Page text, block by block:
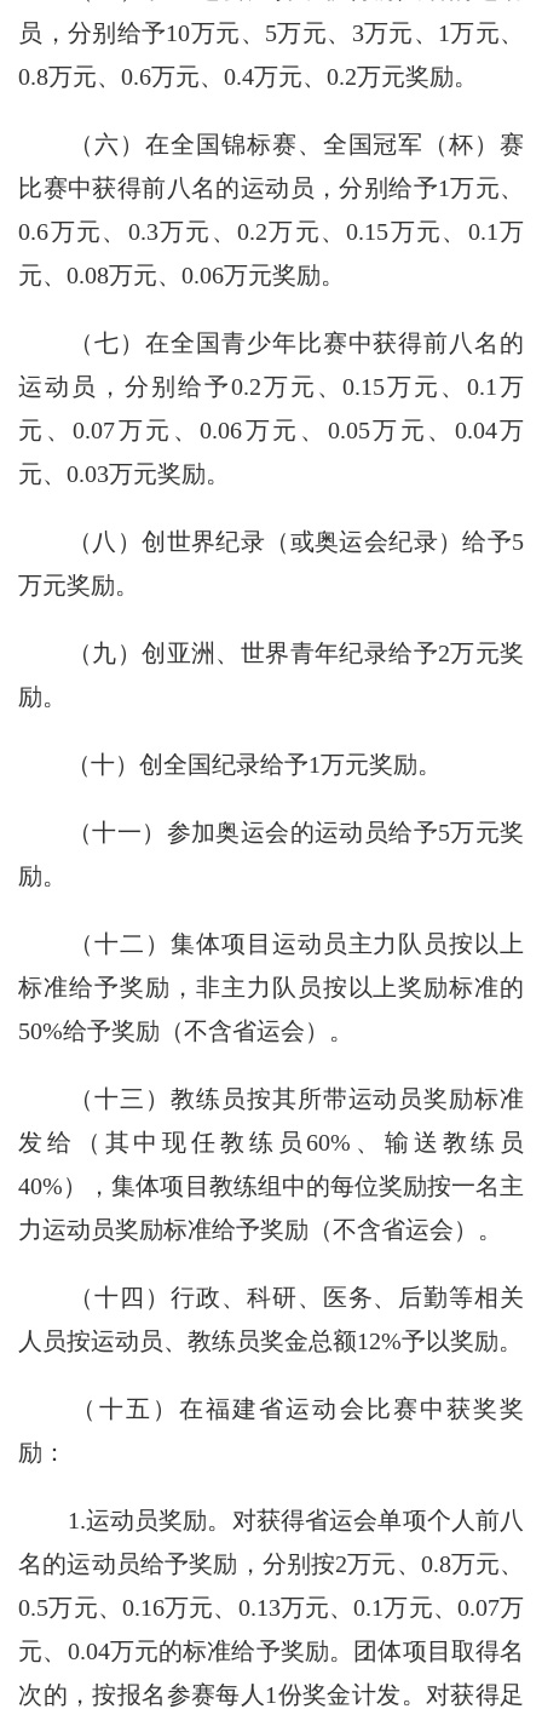
员，分别给予10万元、5万元、3万元、1万元、
0.8万元、0.6万元、0.4万元、0.2万元奖励。
（六）在全国锦标赛、全国冠军（杯）赛
比赛中获得前八名的运动员，分别给予1万元、
0.6万元、0.3万元、0.2万元、0.15万元、0.1万
元、0.08万元、0.06万元奖励。
（七）在全国青少年比赛中获得前八名的
运动员，分别给予0.2万元、0.15万元、0.1万
元、0.07万元、0.06万元、0.05万元、0.04万
元、0.03万元奖励。
（八）创世界纪录（或奥运会纪录）给予5
万元奖励。
（九）创亚洲、世界青年纪录给予2万元奖
励。
（十）创全国纪录给予1万元奖励。
（十一）参加奥运会的运动员给予5万元奖
励。
（十二）集体项目运动员主力队员按以上
标准给予奖励，非主力队员按以上奖励标准的
50%给予奖励（不含省运会）。
（十三）教练员按其所带运动员奖励标准
发给（其中现任教练员60%、输送教练员
40%），集体项目教练组中的每位奖励按一名主
力运动员奖励标准给予奖励（不含省运会）。
（十四）行政、科研、医务、后勤等相关
人员按运动员、教练员奖金总额12%予以奖励。
（十五）在福建省运动会比赛中获奖奖
励：
1.运动员奖励。 对获得省运会单项个人前八
名的运动员给予奖励，分别按2万元、0.8万元、
0.5万元、0.16万元、0.13万元、0.1万元、0.07万
元、0.04万元的标准给予奖励。团体项目取得名
次的，按报名参赛每人1份奖金计发。对获得足